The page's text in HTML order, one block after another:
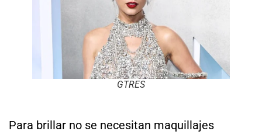
GTRES
Para brillar no se necesitan maquillajes